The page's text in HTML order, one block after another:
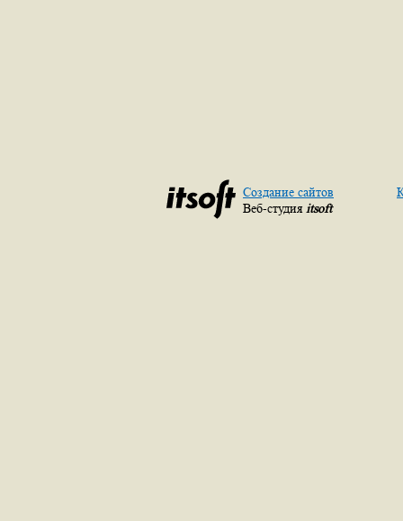
Создание сайтов
Веб-студия itsoft